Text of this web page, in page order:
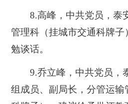
8.高峰，中共党员，泰
管理科（挂城市交通科牌
勉谈话。
9.乔立峰，中共党员，
组成员、副局长，分管运输